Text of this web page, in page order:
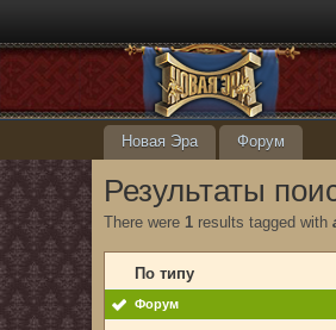
Новая Эра Форум
Результаты
There were 1 results tagged with
По типу
Форум